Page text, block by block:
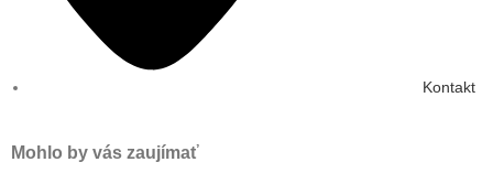
Kontakt
Mohlo by vás zaujímať